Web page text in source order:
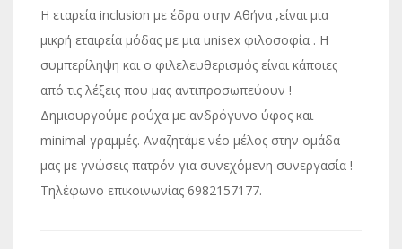
Η εταρεία inclusion με έδρα στην Αθήνα ,είναι μια
μικρή εταιρεία μόδας με μια unisex φιλοσοφία . Η
συμπερίληψη και ο φιλελευθερισμός είναι κάποιες
από τις λέξεις που μας αντιπροσωπεύουν !
Δημιουργούμε ρούχα με ανδρόγυνο ύφος και
minimal γραμμές. Αναζητάμε νέο μέλος στην ομάδα
μας με γνώσεις πατρόν για συνεχόμενη συνεργασία !
Τηλέφωνο επικοινωνίας 6982157177.